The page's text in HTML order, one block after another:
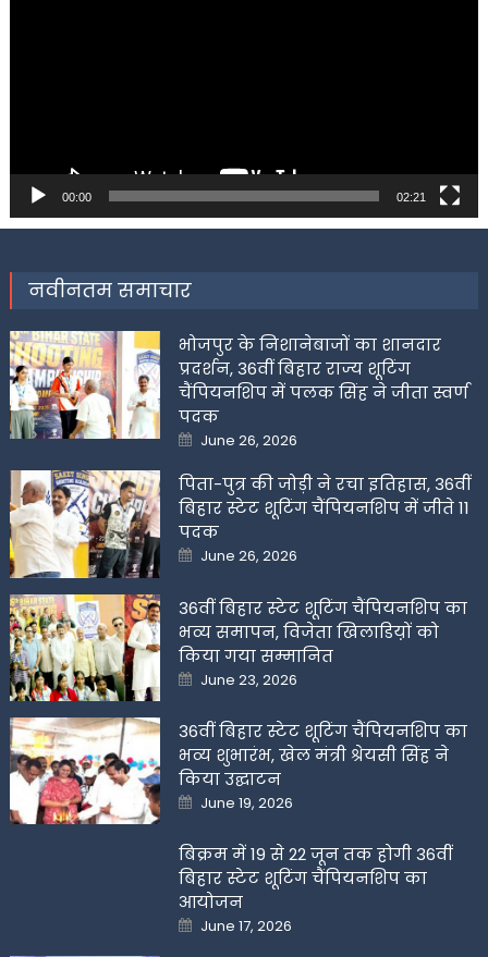
00:00 02:21
नवीनतम समाचार
भोजपुर के निशानेबाजों का शानदार
प्रदर्शन, 36वीं बिहार राज्य शूटिंग
चैंपियनशिप में पलक सिंह ने जीता स्वर्ण
पदक
Posted
on
June 26, 2026
पिता-पुत्र की जोड़ी ने रचा इतिहास, 36वीं
बिहार स्टेट शूटिंग चैंपियनशिप में जीते 11
पदक
Posted
on
June 26, 2026
36वीं बिहार स्टेट शूटिंग चैंपियनशिप का
भव्य समापन, विजेता खिलाडिय़ों को
किया गया सम्मानित
Posted
on
June 23, 2026
36वीं बिहार स्टेट शूटिंग चैंपियनशिप का
भव्य शुभारंभ, खेल मंत्री श्रेयसी सिंह ने
किया उद्घाटन
Posted
on
June 19, 2026
बिक्रम में 19 से 22 जून तक होगी 36वीं
बिहार स्टेट शूटिंग चैंपियनशिप का
आयोजन
Posted
on
June 17, 2026